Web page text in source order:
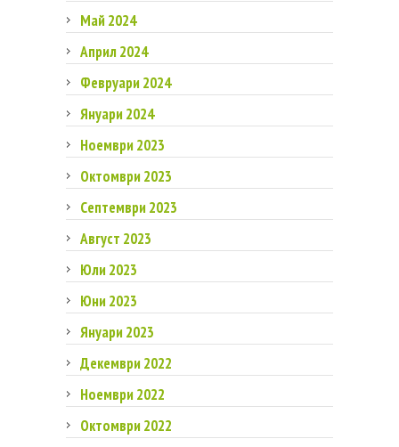
Май 2024
Април 2024
Февруари 2024
Януари 2024
Ноември 2023
Октомври 2023
Септември 2023
Август 2023
Юли 2023
Юни 2023
Януари 2023
Декември 2022
Ноември 2022
Октомври 2022